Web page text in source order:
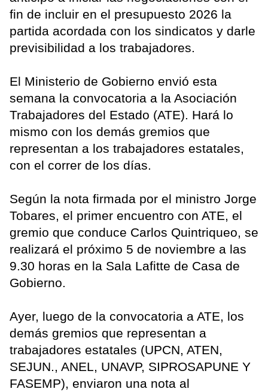
fin de incluir en el presupuesto 2026 la
partida acordada con los sindicatos y darle
previsibilidad a los trabajadores.
El Ministerio de Gobierno envió esta
semana la convocatoria a la Asociación
Trabajadores del Estado (ATE). Hará lo
mismo con los demás gremios que
representan a los trabajadores estatales,
con el correr de los días.
Según la nota firmada por el ministro Jorge
Tobares, el primer encuentro con ATE, el
gremio que conduce Carlos Quintriqueo, se
realizará el próximo 5 de noviembre a las
9.30 horas en la Sala Lafitte de Casa de
Gobierno.
Ayer, luego de la convocatoria a ATE, los
demás gremios que representan a
trabajadores estatales (UPCN, ATEN,
SEJUN., ANEL, UNAVP, SIPROSAPUNE Y
FASEMP), enviaron una nota al